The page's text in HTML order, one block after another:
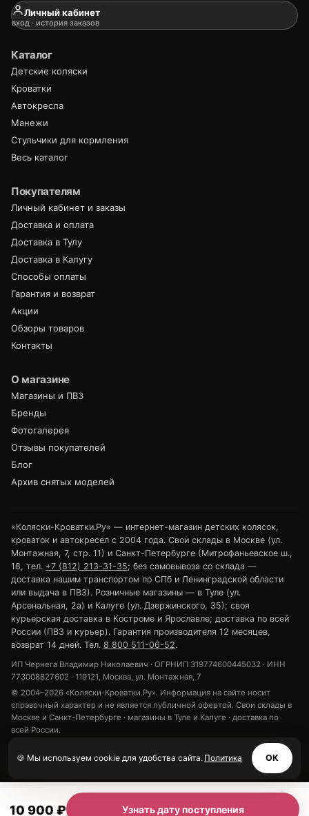
10 900 ₽ Узнать дату поступления
🍪 Мы используем cookie для удобства сайта. Политика ОК
Личный кабинет
вход · история заказов
Каталог
Детские коляски
Кроватки
Автокресла
Манежи
Стульчики для кормления
Весь каталог
Покупателям
Личный кабинет и заказы
Доставка и оплата
Доставка в Тулу
Доставка в Калугу
Способы оплаты
Гарантия и возврат
Акции
Обзоры товаров
Контакты
О магазине
Магазины и ПВЗ
Бренды
Фотогалерея
Отзывы покупателей
Блог
Архив снятых моделей
«Коляски-Кроватки.Ру» — интернет-магазин детских колясок,
кроваток и автокресел с 2004 года. Свои склады в Москве (ул.
Монтажная, 7, стр. 11) и Санкт-Петербурге (Митрофаньевское ш.,
18, тел. +7 (812) 213-31-35; без самовывоза со склада —
доставка нашим транспортом по СПб и Ленинградской области
или выдача в ПВЗ). Розничные магазины — в Туле (ул.
Арсенальная, 2а) и Калуге (ул. Дзержинского, 35); своя
курьерская доставка в Костроме и Ярославле; доставка по всей
России (ПВЗ и курьер). Гарантия производителя 12 месяцев,
возврат 14 дней. Тел. 8 800 511-06-52.
ИП Чернега Владимир Николаевич · ОГРНИП 319774600445032 · ИНН
773008827602 · 119121, Москва, ул. Монтажная, 7
© 2004–2026 «Коляски-Кроватки.Ру». Информация на сайте носит
справочный характер и не является публичной офертой. Свои склады в
Москве и Санкт-Петербурге · магазины в Туле и Калуге · доставка по
всей России.
Обработка персональных данных
Использование cookie